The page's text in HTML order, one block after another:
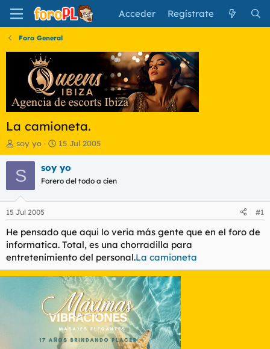
Acceder Regístrate
Foro General
La camioneta.
I
n
i
c
a
d
o
r
d
e
l
t
soy yo
F
e
c
h
a
i
n
c
i
o
15 Jul 2005
S soy yo
Forero del todo a cien
15 Jul 2005 #1
He pensado que aqui lo veria más gente que en el foro de
informatica. Total, es una chorradilla para
entretenimiento del personal.La camioneta